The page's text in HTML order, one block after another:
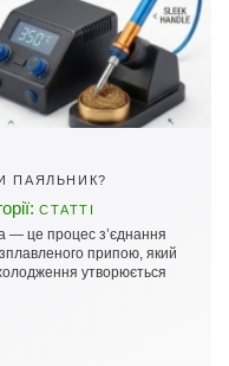
ПАЯЛЬНИК?
СТАТТІ
— це процес з’єднання
припою, який
утворюється